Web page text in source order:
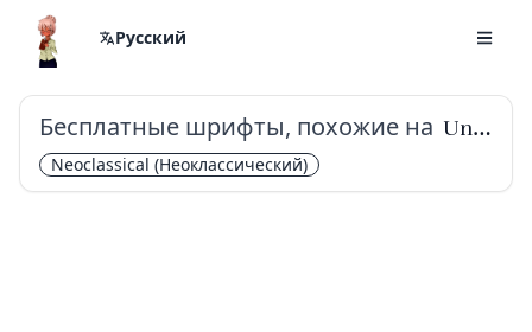
Русский
Бесплатные шрифты, похожие на Unna
Neoclassical (Неоклассический)